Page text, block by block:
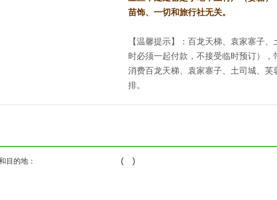
苗饰、一切和旅行社无关。
【温馨提示】：百龙天梯、袁家寨子
时必须一起付款，不接受临时预订）
消费百龙天梯、袁家寨子、土司城、
排。
目的地： ( )